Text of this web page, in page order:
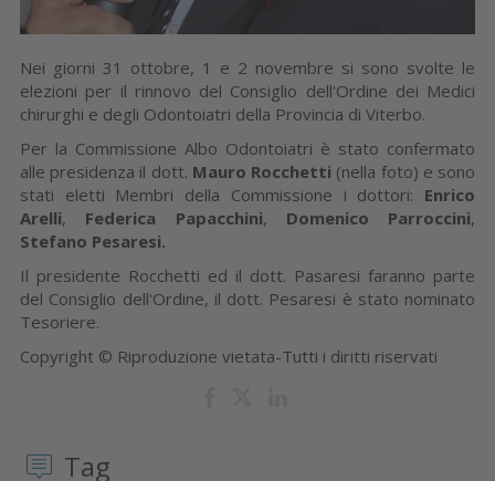
Nei giorni 31 ottobre, 1 e 2 novembre si sono svolte le
elezioni per il rinnovo del Consiglio dell'Ordine dei Medici
chirurghi e degli Odontoiatri della Provincia di Viterbo.
Per la Commissione Albo Odontoiatri è stato confermato
alle presidenza il dott. Mauro Rocchetti (nella foto) e sono
stati eletti Membri della Commissione i dottori: Enrico
Arelli, Federica Papacchini, Domenico Parroccini,
Stefano Pesaresi.
Il presidente Rocchetti ed il dott. Pasaresi faranno parte
del Consiglio dell'Ordine, il dott. Pesaresi è stato nominato
Tesoriere.
Copyright © Riproduzione vietata-Tutti i diritti riservati
Tag